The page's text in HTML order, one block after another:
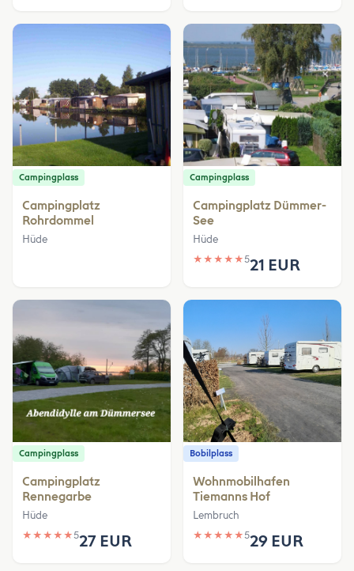
Campingplass
Campingplatz
Rohrdommel
Hüde
Campingplass
Campingplatz Dümmer-
See
Hüde
★ ★ ★ ★ ★521 EUR
Campingplass
Campingplatz
Rennegarbe
Hüde
★ ★ ★ ★ ★527 EUR
Bobilplass
Wohnmobilhafen
Tiemanns Hof
Lembruch
★ ★ ★ ★ ★529 EUR